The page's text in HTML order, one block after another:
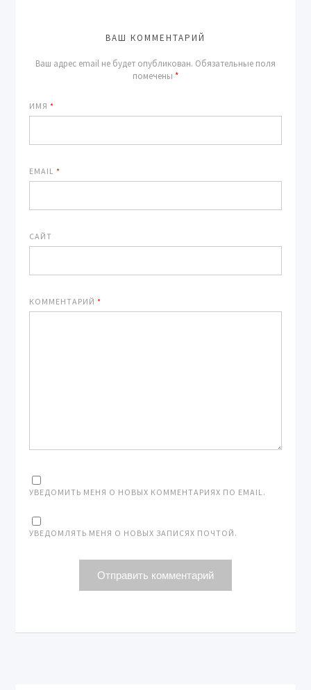
ВАШ КОММЕНТАРИЙ
Ваш адрес email не будет опубликован. Обязательные поля
помечены *
ИМЯ*
EMAIL*
САЙТ
КОММЕНТАРИЙ*
УВЕДОМИТЬ МЕНЯ О НОВЫХ КОММЕНТАРИЯХ ПО EMAIL.
УВЕДОМЛЯТЬ МЕНЯ О НОВЫХ ЗАПИСЯХ ПОЧТОЙ.